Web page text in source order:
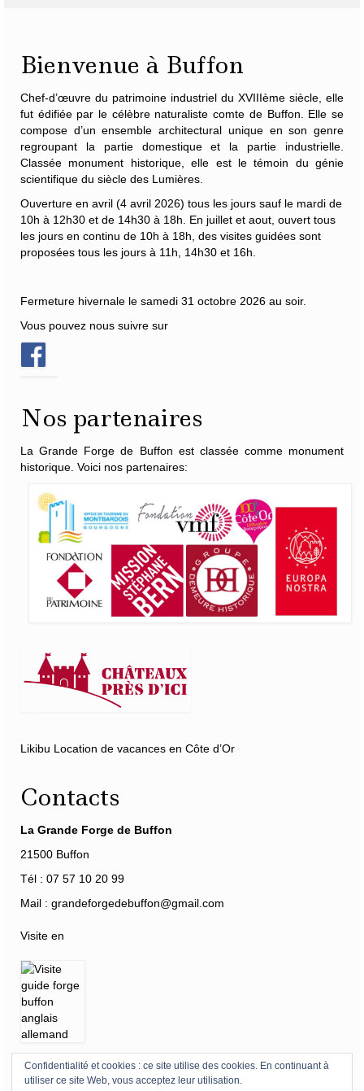
Bienvenue à Buffon
Chef-d’œuvre du patrimoine industriel du XVIIIème siècle, elle
fut édifiée par le célèbre naturalistecomte de Buffon . Elle se
compose d’un ensemble architectural unique en son genre
regroupant la partie domestique et la partie industrielle.
Classée monument historique, elle est le témoin du génie
scientifique du siècle des Lumières.
Ouverture en avril (4 avril 2026) tous les jours sauf le mardi de
10h à 12h30 et de 14h30 à 18h. En juillet et aout, ouvert tous
les jours en continu de 10h à 18h, des visites guidées sont
proposées tous les jours à 11h, 14h30 et 16h.
Fermeture hivernale le samedi 31 octobre 2026 au soir.
Vous pouvez nous suivre sur
Nos partenaires
La Grande Forge de Buffon est classée comme monument
historique. Voici nos partenaires:
Likibu Location de vacances en Côte d’Or
Contacts
La Grande Forge de Buffon
21500 Buffon
Tél : 07 57 10 20 99
Mail : grandeforgedebuffon@gmail.com
Visite en
Horaires-Tarifs-Accès- Mécénat -360°
Confidentialité et cookies : ce site utilise des cookies. En continuant à
utiliser ce site Web, vous acceptez leur utilisation.